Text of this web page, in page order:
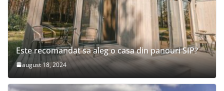
Este recomandat sa aleg o casa din panouri SIP?
august 18, 2024